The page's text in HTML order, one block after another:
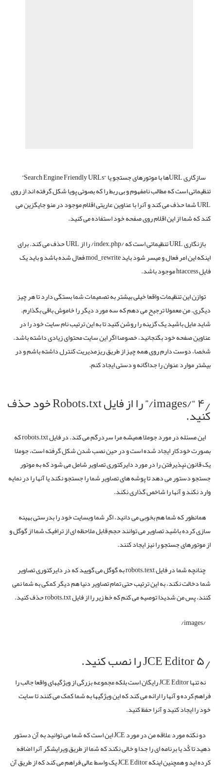
سازگاری URLها با موتورهای جستجو یا “Search Engine Friendly URLs”
تنظیماتی است که مطالب نامفهوم و بی ربط را که بصوتی پویا شکل گرفته اند از روی
URL شما حذف می کند و آنرا با عناوین عاریتی اقلام موجود در منو جایگزین می
کند که شما از این اقلام روی صفحه خود استفاده می کنید.
بازنگاری URL تنظیماتی است که /index.php/ را از URL حذف می کند. برای
اینکه این امر فعال و میسر شود باید mod_rewrite فعال شده باشد و باید یک
فایل htaccess موجود باشد.
توازن این تنظیمات واقعا خیلی بیشتر به تصمیمات شما بستگی دارد تا هر چیز
دیگری. من معمولا ترجیح می دهم که سه مورد دیگر را خاموش باقی بگذارم.
شاید مایل باشید یک گزینه را روشن کنید تا به این ترتیب نام سایت خود را در
عناوین صفحه خود بگنجانید، خصوصا اگر این سایت محتوای زیادی داشته باشد.
شخصا، دوست دارم روی همه چیز از طریق ریزمدیریت کنترل داشته باشم و در
بیشتر موارد عنوان را جداگانه و دستی ایجاد کنم.
۴٫ “/images/” را از فایل Robots.txt خود حذف
کنید.
این مسئله در مورد جوملا همیشه مرا سردرگم می کند. در فایل robots.txt که
بصورت خودکار ایجاد شده است و در حین نصب شدن شکل گرفته است، جوملا
یک قانون ِنپذیرفتن را در مورد دایرکتوری تصاویر شامل می شود که به موتور
جستجو دستور می دهد تا پوشه های تصاویر شما را جستجو نکند یا آنها را در نمایه
وارد نکند و آنها را شاخص گذاری نکند.
همانطور که شما هم بخوبی می دانید، اگر شما وبسایت خود را بدرستی بهینه
سازی کرده باشید تصاویر می توانند حجم قابل ملاحظه ای از ترافیک شما از گوگل و
از موتورهای جستجو را نیز ایجاد کنند.
چنانچه شما در فایل robots.text به گوگل می گویید که در دایرکتوری تصاویر
شما دخالت نکند، به این ترتیب حتی تمام تصاویر دنیا هم دیگر کمکی به شما نمی
کنند، پس من شدیدا توصیه می کنم که خط زیر را از فایل robots.txt حذف کنید.
/images/
۵٫ JCE Editor را نصب کنید.
نه تنها JCE Editor رایگان است بلکه مجموعه بزرگی از ویژگیهای واقعا جالب را
فراهم کرده و آنها را ارائه می کند که این ویژگیها به شما کمک می کنند تا سایت
خود را ایجاد کنید و آنرا حفظ کنید.
دو نکته مورد علاقه من در مورد JCE این است که شما می توانید به آن دستور
دهید تا کُد یا برنامه ای را جدا و خالی نکند که شما از طریق ویرایشگر آنرا اضافه
کرده اید و همچنین اینکه JCE Editor یک واسط عالی فراهم می کند که از طریق آن